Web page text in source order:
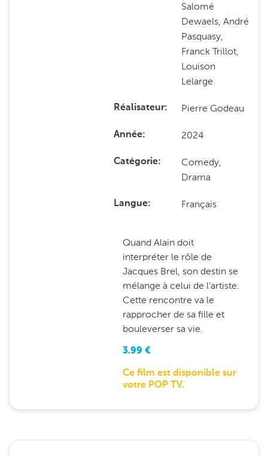
Salomé
Dewaels, André
Pasquasy,
Franck Trillot,
Louison
Lelarge
Réalisateur Pierre Godeau
Année 2024
Catégorie
Comedy,
Drama
Langue Français
Quand Alain doit
interpréter le rôle de
Jacques Brel, son destin se
mélange à celui de l’artiste.
Cette rencontre va le
rapprocher de sa fille et
bouleverser sa vie.
3.99 €
Ce film est disponible sur
votre POP TV.